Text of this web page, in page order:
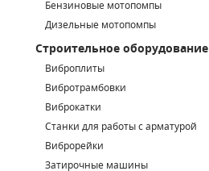
Бензиновые мотопомпы
Дизельные мотопомпы
Строительное оборудование
Виброплиты
Вибротрамбовки
Виброкатки
Станки для работы с арматурой
Виброрейки
Затирочные машины
ФИЛЬТРЫ ТОПЛИВНЫЕ
МОТОРНОЕ МАСЛО
РАДИАТОРЫ
ПОДШИПНИКИ